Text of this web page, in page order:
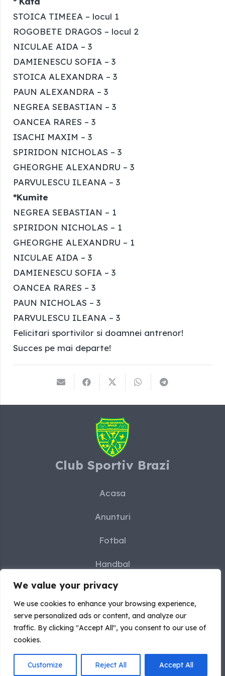
We value your privacy
We use cookies to enhance your browsing experience,
serve personalized ads or content, and analyze our
traffic. By clicking "Accept All", you consent to our use of
cookies.
Customize Reject All Accept All
STOICA TIMEEA – locul 1
ROGOBETE DRAGOS – locul 2
NICULAE AIDA – 3
DAMIENESCU SOFIA – 3
STOICA ALEXANDRA – 3
PAUN ALEXANDRA – 3
NEGREA SEBASTIAN – 3
OANCEA RARES – 3
ISACHI MAXIM – 3
SPIRIDON NICHOLAS – 3
GHEORGHE ALEXANDRU – 3
PARVULESCU ILEANA – 3
*Kumite
NEGREA SEBASTIAN – 1
SPIRIDON NICHOLAS – 1
GHEORGHE ALEXANDRU – 1
NICULAE AIDA – 3
DAMIENESCU SOFIA – 3
OANCEA RARES – 3
PAUN NICHOLAS – 3
PARVULESCU ILEANA – 3
Felicitari sportivilor si doamnei antrenor!
Succes pe mai departe!
Club Sportiv Brazi
Acasa
Anunturi
Fotbal
Handbal
Karate
Sah
Contact